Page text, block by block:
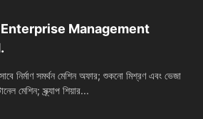
Management
নির্মাণ সমর্থন মেশিন অফার; শুকনো মিশ্রণ এবং ভেজা
মেশিন; স্ক্র্যাপ শিয়ার...